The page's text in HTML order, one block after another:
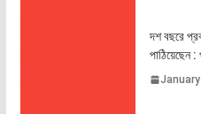
দশ বছরে
পাঠিয়েছেন :